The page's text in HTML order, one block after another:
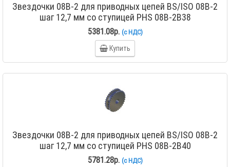
Звездочки 08B-2 для приводных цепей BS/ISO 08B-2
шаг 12,7 мм со ступицей PHS 08B-2B38
5381.08р. (с НДС)
Купить
Звездочки 08B-2 для приводных цепей BS/ISO 08B-2
шаг 12,7 мм со ступицей PHS 08B-2B40
5781.28р. (с НДС)